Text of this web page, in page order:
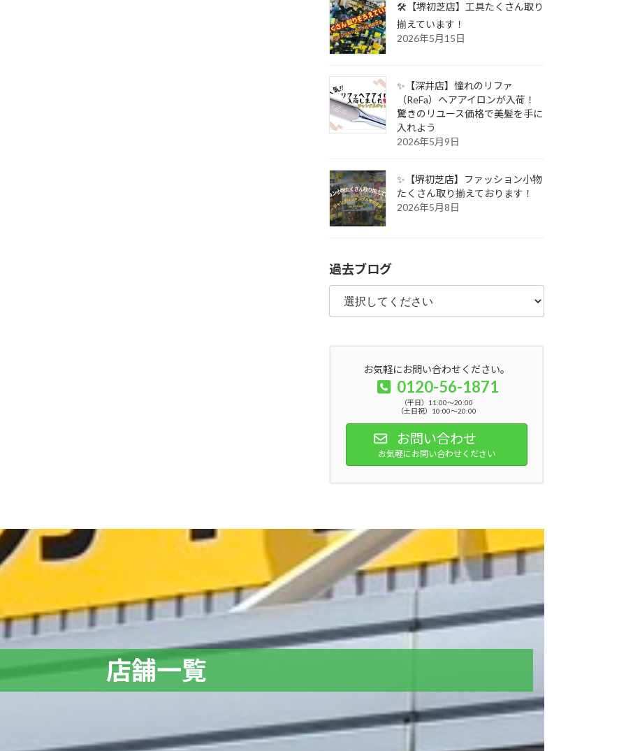
🛠️【堺初芝店】工具たくさん取り
揃えています！
2026年5月15日
✨【深井店】憧れのリファ
（ReFa）ヘアアイロンが入荷！
驚きのリユース価格で美髪を手に
入れよう
2026年5月9日
✨【堺初芝店】ファッション小物
たくさん取り揃えております！
2026年5月8日
過去ブログ
お気軽にお問い合わせください。
0120-56-1871
（平日）11:00～20:00
（土日祝）10:00～20:00
お問い合わせ
お気軽にお問い合わせください
店舗一覧